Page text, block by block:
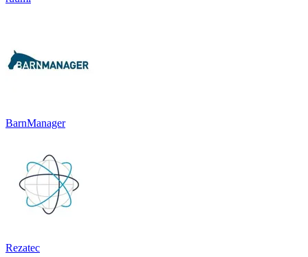
BarnManager
Rezatec